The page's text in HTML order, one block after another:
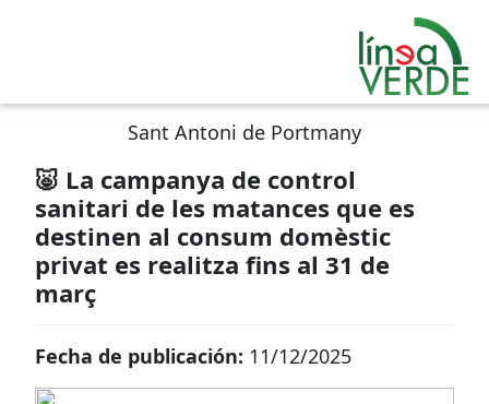
Sant Antoni de Portmany
🐷 La campanya de control
sanitari de les matances que es
destinen al consum domèstic
privat es realitza fins al 31 de
març
Fecha de publicación: 11/12/2025